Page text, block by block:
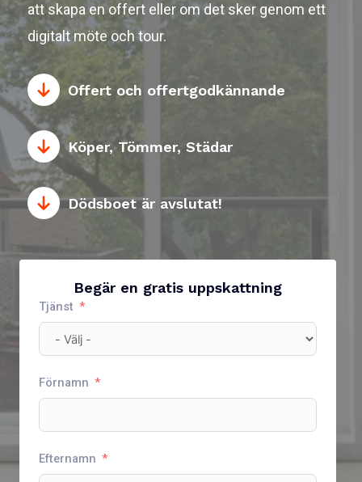
att skapa en offert eller om det sker genom ett
digitalt möte och tour.
Offert och offertgodkännande
Köper, Tömmer, Städar
Dödsboet är avslutat!
Begär en gratis uppskattning
Tjänst
Förnamn
Efternamn